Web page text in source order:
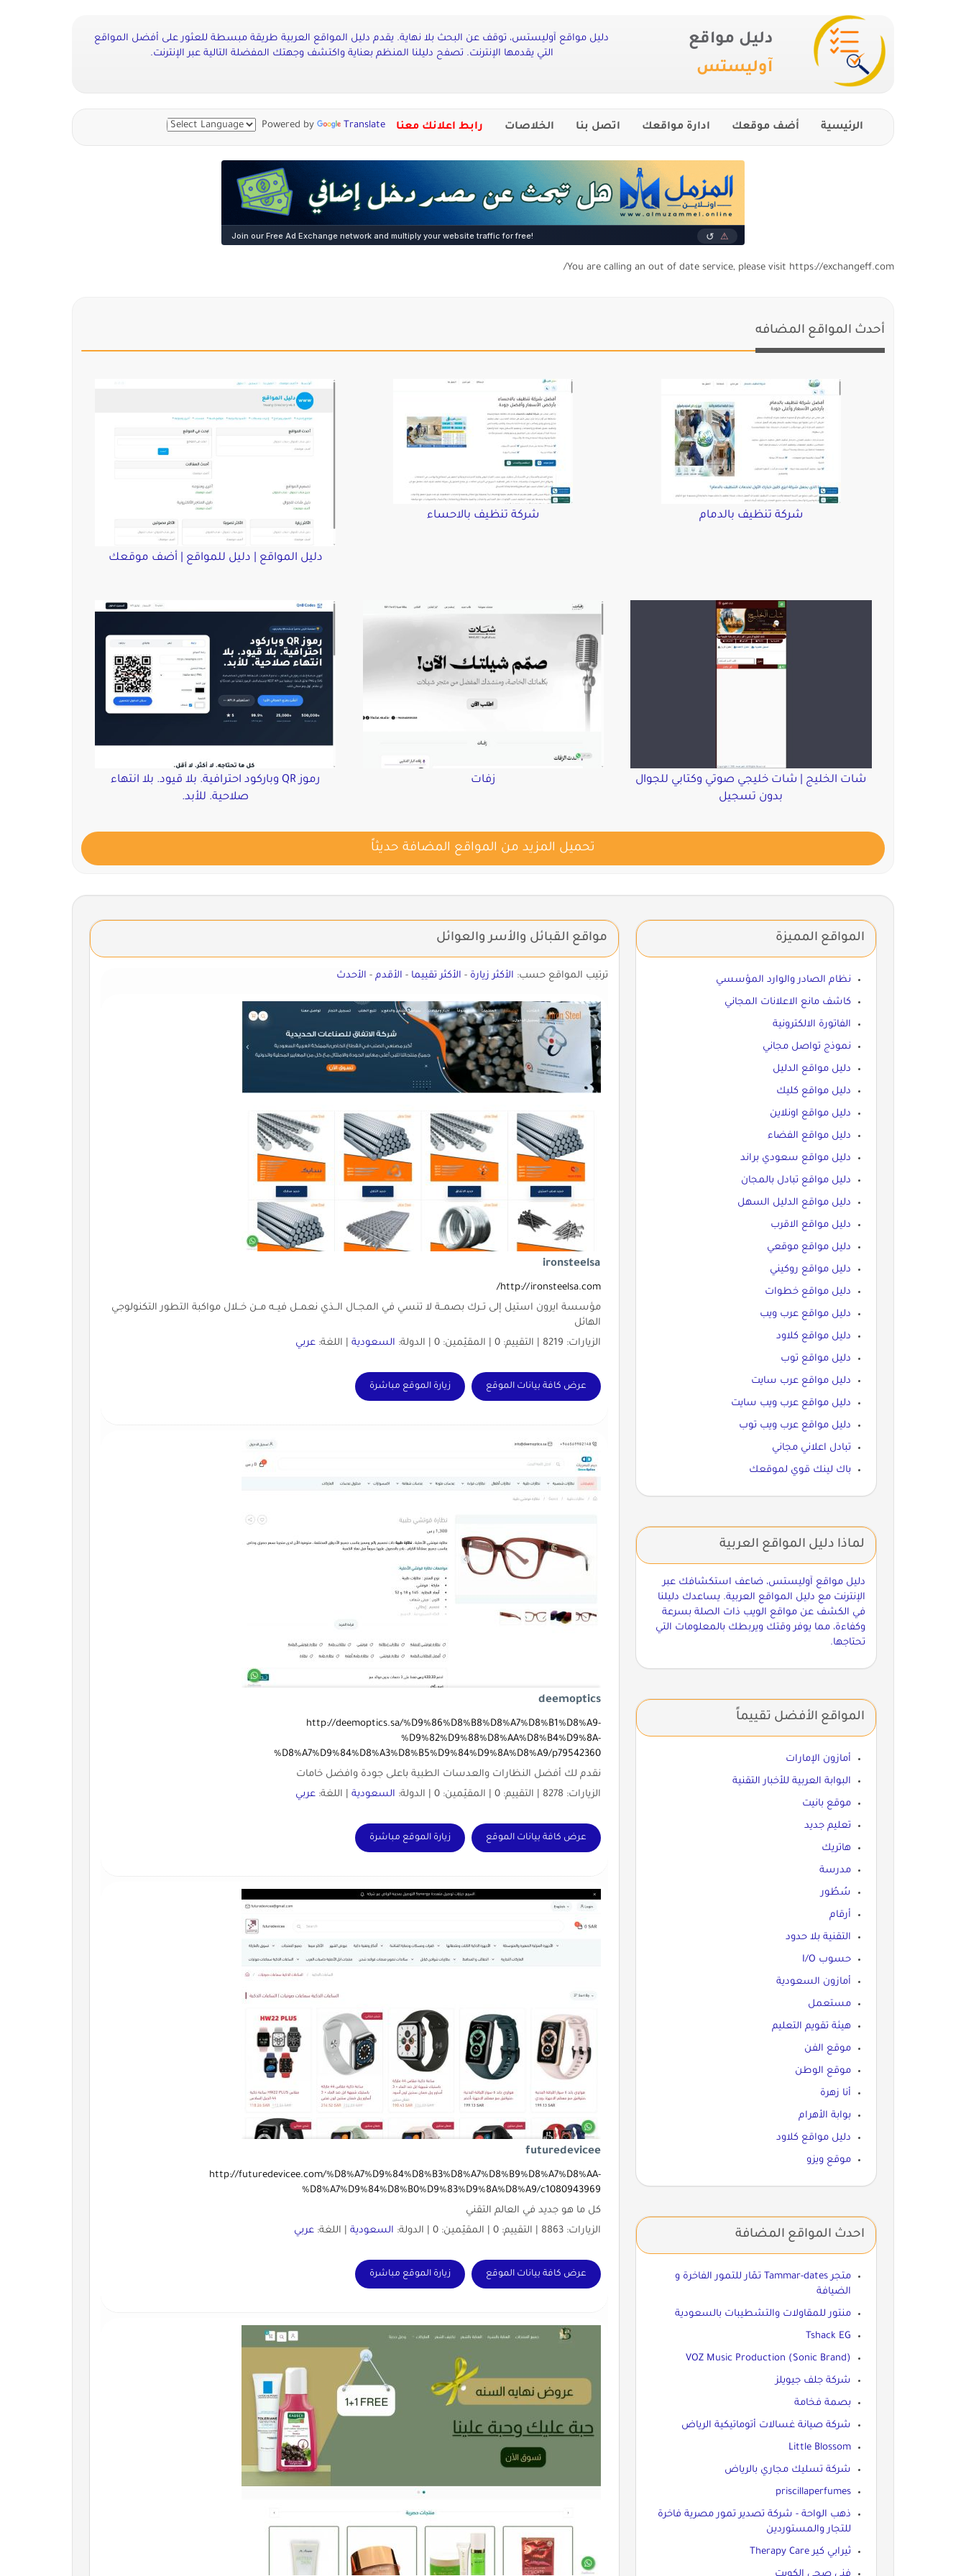
دليل مواقع
آوليستس
دليل مواقع آوليستس، توقف عن البحث بلا نهاية. يقدم دليل المواقع العربية طريقة مبسطة للعثور على أفضل المواقع
التي يقدمها الإنترنت. تصفح دليلنا المنظم بعناية واكتشف وجهتك المفضلة التالية عبر الإنترنت.
الرئيسية أضف موقعك ادارة مواقعك اتصل بنا الخلاصات رابط اعلانك معنا Powered by Translate
You are calling an out of date service, please visit https://exchangeff.com/
أحدث المواقع المضافه
شركة تنظيف بالدمام شركة تنظيف بالاحساء
دليل المواقع | دليل للمواقع | أضف موقعك
شات الخليج | شات خليجي صوتي وكتابي للجوال
بدون تسجيل
زفات
رموز QR وباركود احترافية. بلا قيود. بلا انتهاء
صلاحية. للأبد.
تحميل المزيد من المواقع المضافة حديثاً
مواقع القبائل والأسر والعوائل
ترتيب المواقع حسب: الأكثر زيارة - الأكثر تقييما - الأقدم- الأحدث
ironsteelsa
http://ironsteelsa.com/
مؤسسة ايرون استيل إلى تــرك بصمــة لا تنسي في المجــال الــذي نعمــل فيــه مــن خــلال مواكبة التطور التكنولوجي
الهائل
الزيارات: 8219 | التقييم: 0 | المقيّمين: 0 | الدولة:
السعودية| اللغة: عربي
عرض كافة بيانات الموقع زيارة الموقع مباشرة
deemoptics
http://deemoptics.sa/%D9%86%D8%B8%D8%A7%D8%B1%D8%A9-
%D9%82%D9%88%D8%AA%D8%B4%D9%8A-
%D8%A7%D9%84%D8%A3%D8%B5%D9%84%D9%8A%D8%A9/p79542360
نقدم لك أفضل النظارات والعدسات الطبية باعلى جودة وافضل خامات
الزيارات: 8278 | التقييم: 0 | المقيّمين: 0 | الدولة:
السعودية| اللغة: عربي
عرض كافة بيانات الموقع زيارة الموقع مباشرة
futuredevicee
http://futuredevicee.com/%D8%A7%D9%84%D8%B3%D8%A7%D8%B9%D8%A7%D8%AA-
%D8%A7%D9%84%D8%B0%D9%83%D9%8A%D8%A9/c1080943969
كل ما هو جديد في العالم التقني
الزيارات: 8863 | التقييم: 0 | المقيّمين: 0 | الدولة:
السعودية| اللغة: عربي
عرض كافة بيانات الموقع زيارة الموقع مباشرة
المواقع المميزة
نظام الصادر والوارد المؤسسي
كاشف مانع الاعلانات المجاني
الفاتورة الالكترونية
نموذج تواصل مجاني
دليل مواقع الدليل
دليل مواقع كليك
دليل مواقع اونلاين
دليل مواقع الفضاء
دليل مواقع سعودي براند
دليل مواقع تبادل بالمجان
دليل مواقع الدليل السهل
دليل مواقع الاقرب
دليل مواقع موقعي
دليل مواقع روكيني
دليل مواقع خطوات
دليل مواقع عرب ويب
دليل مواقع كلاود
دليل مواقع توب
دليل مواقع عرب سايت
دليل مواقع عرب ويب سايت
دليل مواقع عرب ويب توب
تبادل اعلاني مجاني
باك لينك قوي لموقعك
لماذا دليل المواقع العربية
دليل مواقع آوليستس، ضاعف استكشافك عبر
الإنترنت مع دليل المواقع العربية. يساعدك دليلنا
في الكشف عن مواقع الويب ذات الصلة بسرعة
وكفاءة، مما يوفر وقتك ويربطك بالمعلومات التي
تحتاجها.
المواقع الأفضل تقييماً
أمازون الإمارات
البوابة العربية للأخبار التقنية
موقع بانيت
تعليم جديد
هاتريك
مدرسة
سُطُور
أرقام
التقنية بلا حدود
حسوب I/O
أمازون السعودية
مستعمل
هيئة تقويم التعليم
موقع الفن
موقع الوطن
أنا زهرة
بوابة الأهرام
دليل مواقع كلاود
موقع ويزو
احدث المواقع المضافة
متجر Tammar-dates تمّار للتمور الفاخرة و
الضيافة
منتور للمقاولات والتشطيبات بالسعودية
Tshack EG
VOZ Music Production (Sonic Brand)
شركة جلف جيويلز
بصمة فخامة
شركة صيانة غسالات أتوماتيكية الرياض
Little Blossom
شركة تسليك مجاري بالرياض
priscillaperfumes
ذهب الواحة - شركة تصدير تمور مصرية فاخرة
للتجار والمستوردين
ثيرابي كير Therapy Care